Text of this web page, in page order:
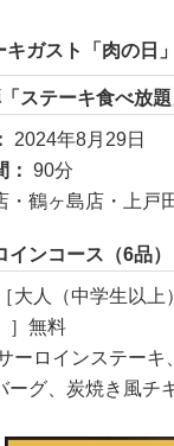
キガスト「肉の日
ステーキ食べ放題
2024年8月29日
： 90分
鶴ヶ島店・上戸
インコース（6品）
［大人（中学生以
］無料
ーロインステーキ
ーグ、炭焼き風チ